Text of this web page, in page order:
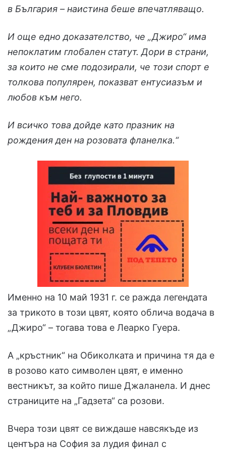
в България – наистина беше впечатляващо.
И още едно доказателство, че „Джиро“ има
непоклатим глобален статут. Дори в страни,
за които не сме подозирали, че този спорт е
толкова популярен, показват ентусиазъм и
любов към него.
И всичко това дойде като празник на
рождения ден на розовата фланелка.“
Именно на 10 май 1931 г. се ражда легендата
за трикото в този цвят, която облича водача в
„Джиро“ – тогава това е Леарко Гуера.
А „кръстник“ на Обиколката и причина тя да е
в розово като символен цвят, е именно
вестникът, за който пише Джаланела. И днес
страниците на „Гадзета“ са розови.
Вчера този цвят се виждаше навсякъде из
центъра на София за лудия финал с